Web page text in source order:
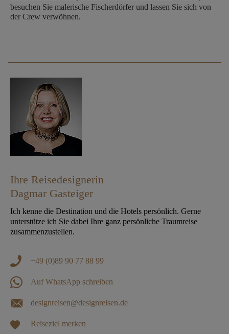
besuchen Sie malerische Fischerdörfer und lassen Sie sich von
der Crew verwöhnen.
Ihre Reisedesignerin
Dagmar Gasteiger
Ich kenne die Destination und die Hotels persönlich. Gerne
unterstütze ich Sie dabei Ihre ganz persönliche Traumreise
zusammenzustellen.
+49 (0)89 90 77 88 99
Auf WhatsApp schreiben
designreisen@designreisen.de
Reiseziel merken